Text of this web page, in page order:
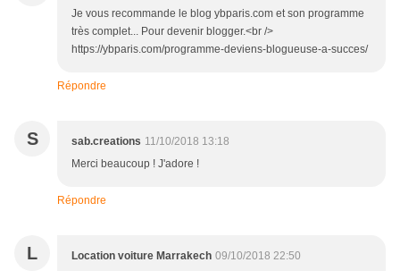
Je vous recommande le blog ybparis.com et son programme
très complet... Pour devenir blogger.<br />
https://ybparis.com/programme-deviens-blogueuse-a-succes/
Répondre
S sab.creations 11/10/2018 13:18
Merci beaucoup ! J'adore !
Répondre
L Location voiture Marrakech 09/10/2018 22:50